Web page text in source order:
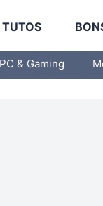
TUTOS
PC & Gaming